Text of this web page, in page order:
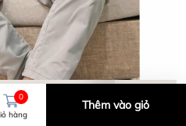
0
hàng
Thêm vào giỏ